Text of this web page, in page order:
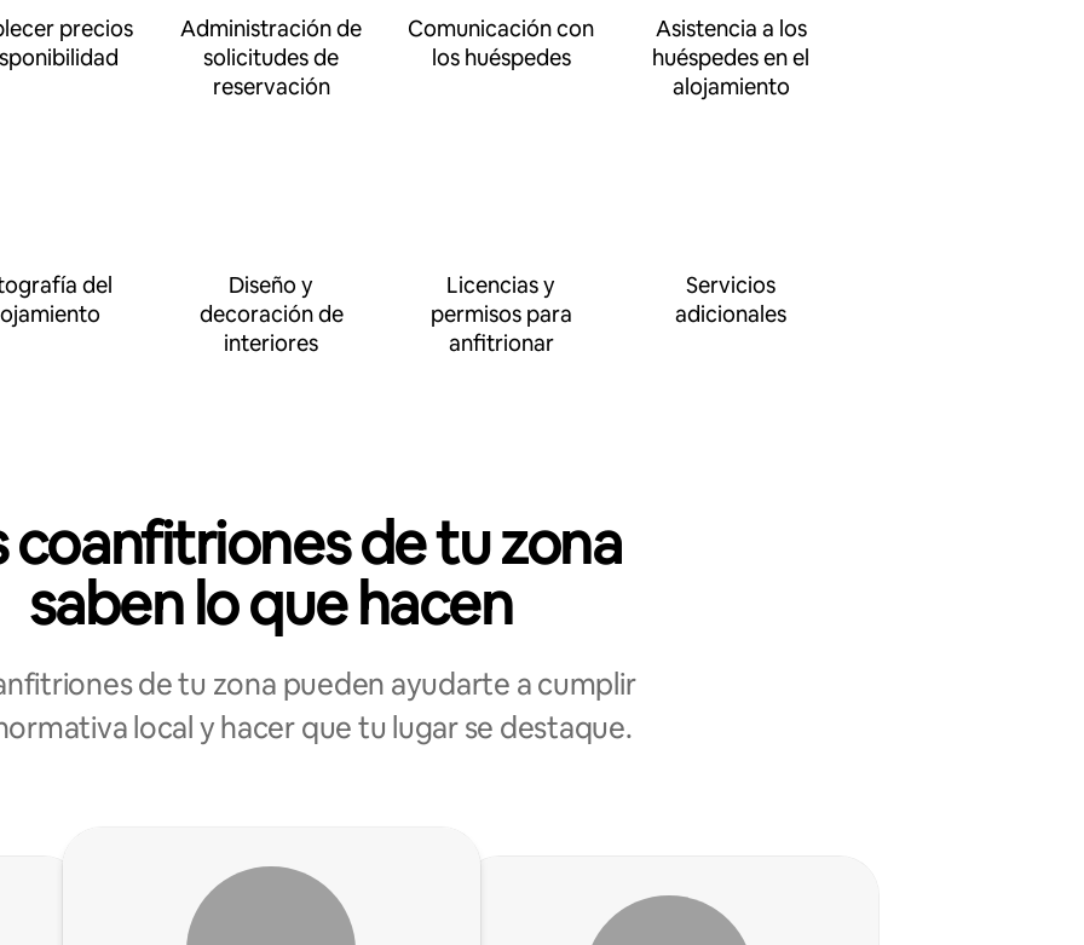
precios
Administración de
solicitudes de
reservación
Comunicación con
los huéspedes
Asistencia a los
huéspedes en el
alojamiento
del
Diseño y
decoración de
interiores
Licencias y
permisos para
anfitrionar
Servicios
adicionales
coanfitriones de tu zona
saben lo que hacen
de tu zona pueden ayudarte a cumplir
local y hacer que tu lugar se destaque.